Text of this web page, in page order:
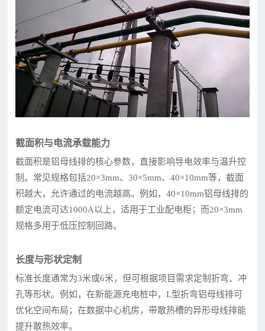
截面积与电流承载能力
截面积是铝母线排的核心参数，直接影响导电效率与温升控
制。常见规格包括20×3mm、30×5mm、40×10mm等，截面
积越大，允许通过的电流越高。例如，40×10mm铝母线排的
额定电流可达1000A以上，适用于工业配电柜；而20×3mm
规格多用于低压控制回路。
长度与形状定制
标准长度通常为3米或6米，但可根据项目需求定制折弯、冲
孔等形状。例如，在新能源充电桩中，L型折弯铝母线排可
优化空间布局；在数据中心机房，带散热槽的异形母线排能
提升散热效率。